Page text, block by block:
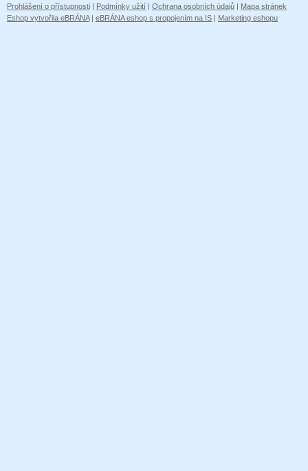
Prohlášení o přístupnosti | Podmínky užití | Ochrana osobních údajů | Mapa stránek
Eshop vytvořila eBRÁNA| eBRÁNA eshop s propojením na IS | Marketing eshopu